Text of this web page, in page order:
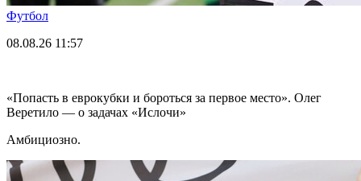
Футбол
08.08.26 11:57
«Попасть в еврокубки и бороться за первое место». Олег
Веретило — о задачах «Ислочи»
Амбициозно.